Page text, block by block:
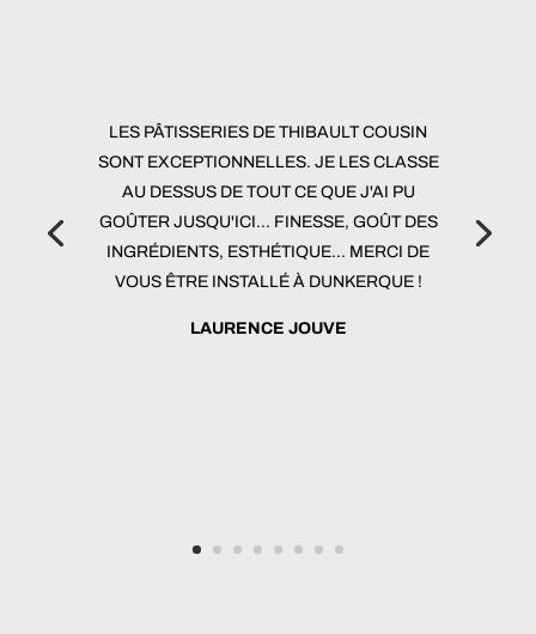
LES PÂTISSERIES DE THIBAULT COUSIN
SONT EXCEPTIONNELLES. JE LES CLASSE
AU DESSUS DE TOUT CE QUE J'AI PU
GOÛTER JUSQU'ICI... FINESSE, GOÛT DES
INGRÉDIENTS, ESTHÉTIQUE... MERCI DE
VOUS ÊTRE INSTALLÉ À DUNKERQUE !
LAURENCE JOUVE